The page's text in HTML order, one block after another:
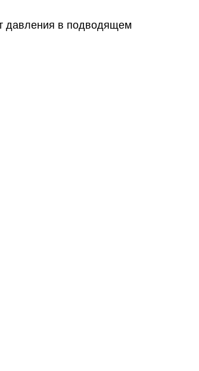
давления в подводящем